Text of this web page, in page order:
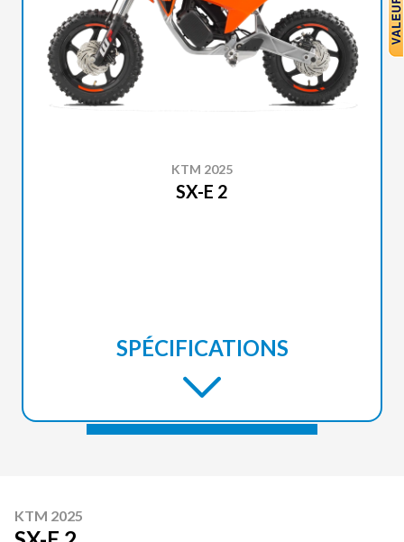
KTM 2025
SX-E 2
SPÉCIFICATIONS
KTM 2025